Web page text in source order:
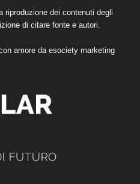
riproduzione dei contenuti degli
di citare fonte e autori.
amore da esociety marketing